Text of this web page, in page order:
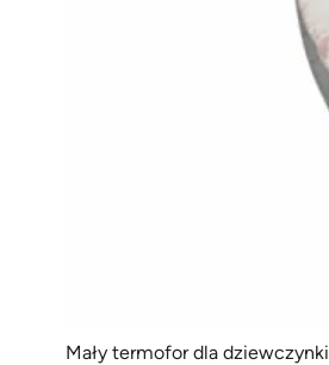
Mały termofor dla dziewczynki